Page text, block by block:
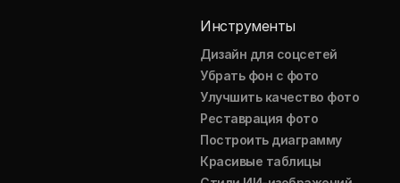
Инструменты
Дизайн для соцсетей
Убрать фон с фото
Улучшить качество фото
Реставрация фото
Построить диаграмму
Красивые таблицы